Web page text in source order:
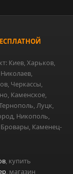
Киев, Харьков,
Черкассы,
Каменское,
Луцк,
Никополь,
Бровары, Каменец-
, купить
, магазин